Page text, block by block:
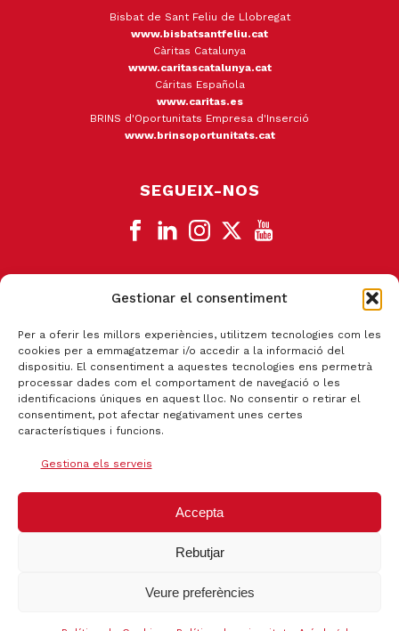
Gestionar el consentiment
Per a oferir les millors experiències, utilitzem tecnologies com les
cookies per a emmagatzemar i/o accedir a la informació del
dispositiu. El consentiment a aquestes tecnologies ens permetrà
processar dades com el comportament de navegació o les
identificacions úniques en aquest lloc. No consentir o retirar el
consentiment, pot afectar negativament unes certes
característiques i funcions.
Gestiona els serveis
Accepta
Rebutjar
Veure preferències
Bisbat de Sant Feliu de Llobregat
www.bisbatsantfeliu.cat
Càritas Catalunya
www.caritascatalunya.cat
Cáritas Española
www.caritas.es
BRINS d'Oportunitats Empresa d'Inserció
www.brinsoportunitats.cat
SEGUEIX-NOS
CANAL DE DENÚNCIA
Certificat qualitat ISO 9001:2015